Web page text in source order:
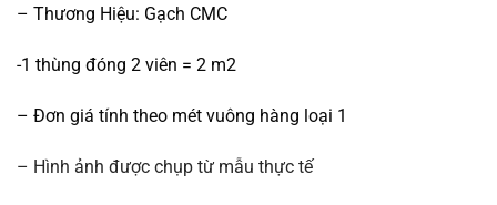
– Thương Hiệu: Gạch CMC
-1 thùng đóng 2 viên = 2 m2
– Đơn giá tính theo mét vuông hàng loại 1
– Hình ảnh được chụp từ mẫu thực tế